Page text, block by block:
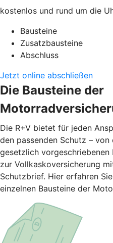
kostenlos und rund um die
Bausteine
Zusatzbausteine
Abschluss
Jetzt online abschließen
Die Bausteine der
Die R+V bietet für jeden
den passenden Schutz –
gesetzlich
zur Vollkaskoversicherung
Schutzbrief. Hier erfahren
einzelnen Bausteine der